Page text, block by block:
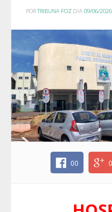
PORTRIBUNA FOZ DIA09/06/
00